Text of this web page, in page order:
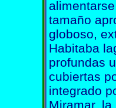
tamaño
globoso,
Habitaba
profundas
cubiertas
integrado
Miramar,